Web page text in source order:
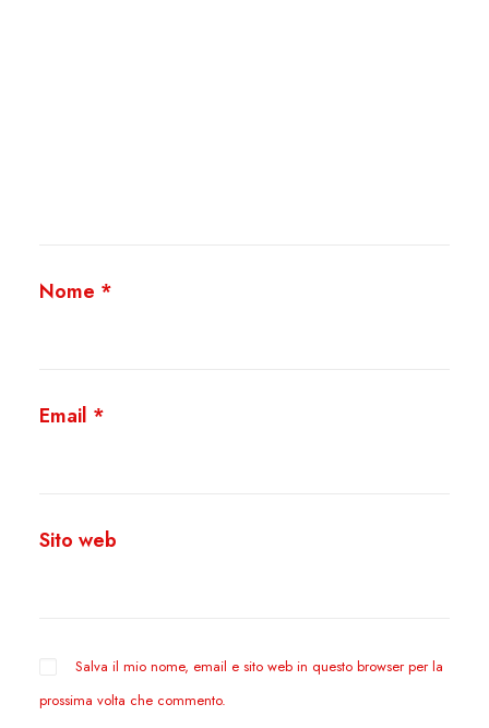
Nome *
Email *
Sito web
Salva il mio nome, email e sito web in questo browser per la
prossima volta che commento.